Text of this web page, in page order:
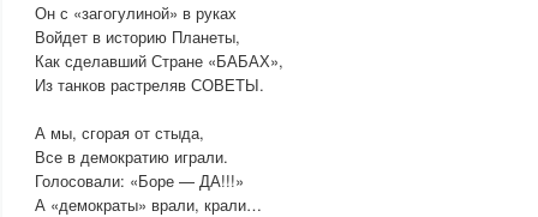
Он с «загогулиной» в руках
Войдет в историю Планеты,
Как сделавший Стране «БАБАХ»,
Из танков растреляв СОВЕТЫ.
А мы, сгорая от стыда,
Все в демократию играли.
Голосовали: «Боре — ДА!!!»
А «демократы» врали, крали…